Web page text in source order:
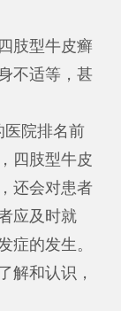
肢型牛皮癣
不适等，甚
院排名前
四肢型牛皮
还会对患者
应及时就
症的发生。
解和认识，